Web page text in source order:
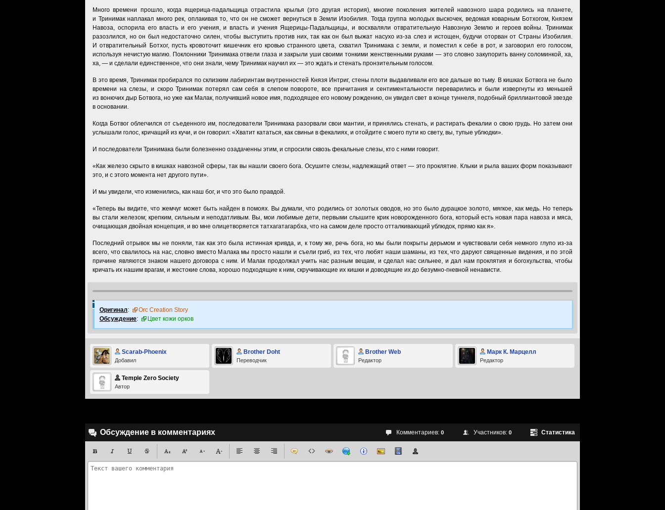
Много времени прошло, когда ящерица-падальщица отрастила крылья (это другая история), многие поколения жителей навозного шара родились на планете,
и Тринимак наплакал много рек, оплакивая то, что он не сможет вернуться в Земли Изобилия. Тогда группа молодых выскочек, ведомая коварным Ботхогом, Князем
Навоза, оспорила его власть и его учения, и власть и учения Ящерицы-Падальщицы, и восхваляли отвратительную Навозную Землю и героев войны. Тринимак
разозлился, но он был недостаточно силен, чтобы выступить против них, так как он был выжат насухо из-за слез и истощен, будучи оторван от Страны Изобилия.
И отвратительный Ботхог, пусть кровоточит кишечник его кровью странного цвета, схватил Тринимака с земли, и поместил к себе в рот, и заговорил его голосом,
используя нечистую магию. Поклонники Тринимака отвели глаза и закрыли уши своими тонкими женственными руками — это словно закупорить ванну соломинкой, ха,
ха, — и сделали единственное, что они знали, чему Тринимак научил их — это ждать и стенать пронзительным голосом.
В это время, Тринимак пробирался по склизким лабиринтам внутренностей Князя Интриг, стены плоти выдавливали его все дальше во тьму. В кишках Ботвога не было
времени на слезы, и скоро Тринимак потерял сам себя в слепом повороте, все причитания и сентиментальности переварились и были извергнуты из меньшей
из вонючих дыр Ботвога, но уже как Малак, получивший новое имя, подходящее его новому рождению, он увидел свет в конце туннеля, подобный бриллиантовой звезде
в основании.
Когда Ботвог облегчился от съеденного им, последователи Тринимака разорвали свои мантии, и принялись стенать, и растирать фекалии о свою грудь. Но затем они
услышали голос, кричащий из кучи, и он говорил: «Хватит кататься, как свиньи в фекалиях, и отойдите с моего пути ко свету, вы, тупые ублюдки».
И последователи Тринимака были болезненно озадаченны этим, и спросили сквозь фекальные слезы, кто с ними говорит.
«Как железо скрыто в кишках навозной сферы, так вы нашли своего бога. Осушите слезы, надлежащий ответ — это проклятие. Клыки и рыла ваших форм показывают
это, и с этого момента нет другого пути».
И мы увидели, что изменились, как наш бог, и что это было правдой.
«Теперь вы видите, что жемчуг может быть найден в помоях. Вы думали, что родились от золотых оводов, но это было дурацкое золото, мягкое, как медь. Но теперь
вы стали железом; крепким, сильным и неподатливым. Вы, мои любимые дети, первыми слышите крик новорожденного бога, который есть новая пара навоза и мяса,
очищающая двойная концепция, и во мне олицетворяется татхагатагарбха, что на самом деле просто отталкивающий ублюдок, прямо как я».
Последний отрывок мы не поняли, так как это была истинная кривда, и, к тому же, речь бога, но мы были покрыты дерьмом и чувствовали себя немного глупо из-за
всего, что свалилось на нас, словно вместо Малака мы просто нашли и съели гриб, из тех, что любят наши шаманы, из тех, что даруют священные видения, и по этой
причине являются знаком нашего договора с ним. И Малак продолжал учить нас разным вещам, и сделал нас сильнее, и дал нам проклятия и богохульства, чтобы
кричать их нашим врагам, и жестокие слова, хорошо подходящие к ним, скручивающие их кишки и доводящие их до безумно-гневной ненависти.
Оригинал:
Orc Creation Story
Обсуждение: Цвет кожи орков
Scarab-Phoenix
Добавил
Brother Doht
Переводчик
Brother Web
Редактор
Марк К. Марцелл
Редактор
Temple Zero Society
Автор
Комментариев: 0 Участников: 0 Статистика
Обсуждение в комментариях